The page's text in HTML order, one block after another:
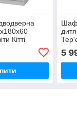
Кітті
5